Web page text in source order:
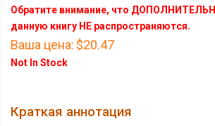
Обратите внимание, что
данную книгу НЕ распространяются.
Ваша цена: $20.47
Not In Stock
Краткая аннотация